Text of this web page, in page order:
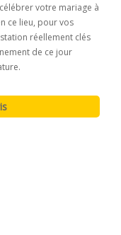
votre mariage à
ce lieu, pour vos
réellement clés
de ce jour